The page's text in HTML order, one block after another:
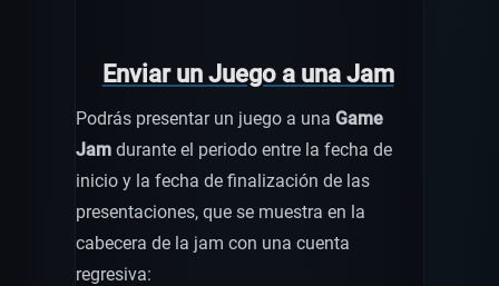
Enviar un Juego a una Jam
Podrás presentar un juego a unaGame
Jam durante el periodo entre la fecha de
inicio y la fecha de finalización de las
presentaciones, que se muestra en la
cabecera de la jam con una cuenta
regresiva: